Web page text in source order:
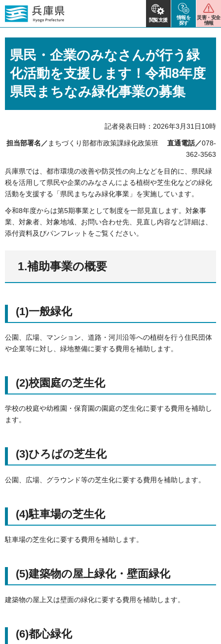
閲覧支援
情報を
探す
災害・安全
情報
県民・企業のみなさんが行う緑
化活動を支援します！令和8年度
県民まちなみ緑化事業の募集
記者発表日時：2026年3月31日10時
担当部署名／ まちづくり部都市政策課緑化政策班 直通電話／078-
362-3563
兵庫県では、都市環境の改善や防災性の向上などを目的に、県民緑
税を活用して県民や企業のみなさんによる植樹や芝生化などの緑化
活動を支援する「県民まちなみ緑化事業」を実施しています。
令和8年度からは第5期事業として制度を一部見直します。対象事
業、対象者、対象地域、お問い合わせ先、見直し内容など詳細は、
添付資料及びパンフレットをご覧ください。
1.補助事業の概要
(1)一般緑化
公園、広場、マンション、道路・河川沿等への植樹を行う住民団体
や企業等に対し、緑地整備に要する費用を補助します。
(2)校園庭の芝生化
学校の校庭や幼稚園・保育園の園庭の芝生化に要する費用を補助し
ます。
(3)ひろばの芝生化
公園、広場、グラウンド等の芝生化に要する費用を補助します。
(4)駐車場の芝生化
駐車場の芝生化に要する費用を補助します。
(5)建築物の屋上緑化・壁面緑化
建築物の屋上又は壁面の緑化に要する費用を補助します。
(6)都心緑化